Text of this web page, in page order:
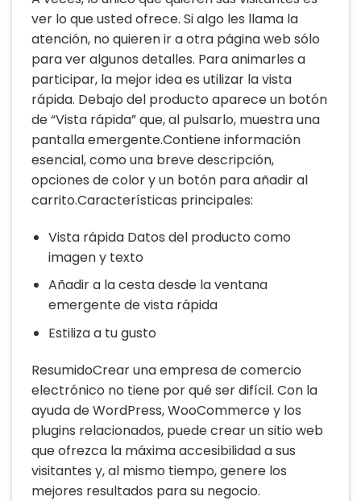
ver lo que usted ofrece. Si algo les llama la
atención, no quieren ir a otra página web sólo
para ver algunos detalles. Para animarles a
participar, la mejor idea es utilizar la vista
rápida. Debajo del producto aparece un botón
de “Vista rápida” que, al pulsarlo, muestra una
pantalla emergente.Contiene información
esencial, como una breve descripción,
opciones de color y un botón para añadir al
carrito.Características principales:
Vista rápida Datos del producto como
imagen y texto
Añadir a la cesta desde la ventana
emergente de vista rápida
Estiliza a tu gusto
ResumidoCrear una empresa de comercio
electrónico no tiene por qué ser difícil. Con la
ayuda de WordPress, WooCommerce y los
plugins relacionados, puede crear un sitio web
que ofrezca la máxima accesibilidad a sus
visitantes y, al mismo tiempo, genere los
mejores resultados para su negocio.